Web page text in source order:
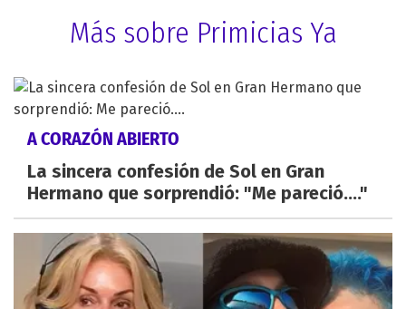
Más sobre Primicias Ya
A CORAZÓN ABIERTO
La sincera confesión de Sol en Gran
Hermano que sorprendió: "Me pareció...."